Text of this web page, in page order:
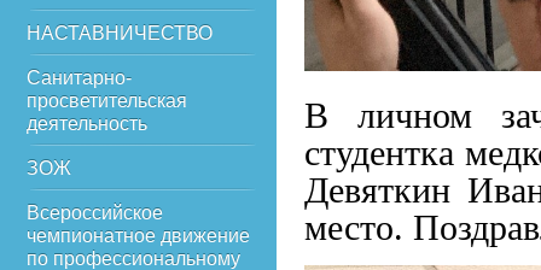
НАСТАВНИЧЕСТВО
Санитарно-
просветительская
деятельность
ЗОЖ
Всероссийское
чемпионатное движение
по профессиональному
В личном
студентка
Девяткин
место.